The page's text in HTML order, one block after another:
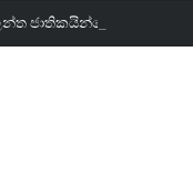
ජාතිකයින්ගේ පණ රැකගත්